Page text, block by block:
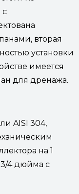
с
вторая
установки
имеется
для дренажа.
AISI 304,
на 1
4 дюйма с